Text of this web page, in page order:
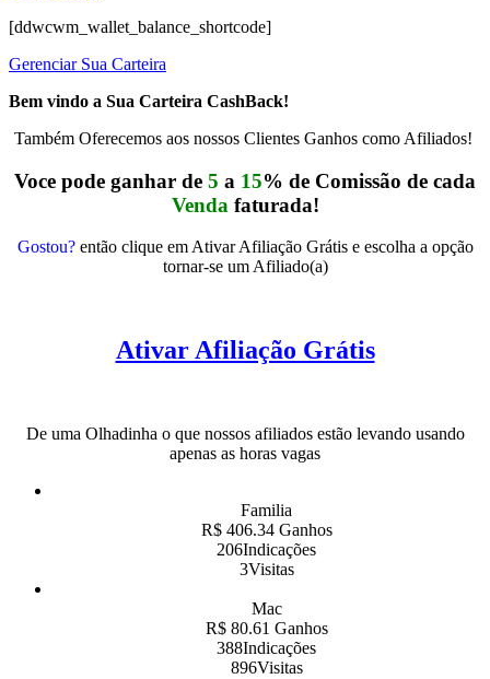
[ddwcwm_wallet_balance_shortcode]
Gerenciar Sua Carteira
Bem vindo a Sua Carteira CashBack!
Também Oferecemos aos nossos Clientes Ganhos como Afiliados!
Voce pode ganhar de 5 a 15% de Comissão de cada
Venda faturada!
Gostou?então clique em Ativar Afiliação Grátis e escolha a opção
tornar-se um Afiliado(a)
Ativar Afiliação Grátis
De uma Olhadinha o que nossos afiliados estão levando usando
apenas as horas vagas
Familia
R$ 406.34 Ganhos
206Indicações
3Visitas
Mac
R$ 80.61 Ganhos
388Indicações
896Visitas